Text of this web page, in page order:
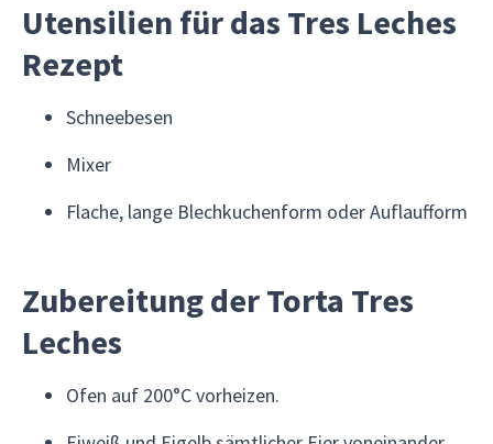
Utensilien für das Tres Leches
Rezept
Schneebesen
Mixer
Flache, lange Blechkuchenform oder Auflaufform
Zubereitung der Torta Tres
Leches
Ofen auf 200°C vorheizen.